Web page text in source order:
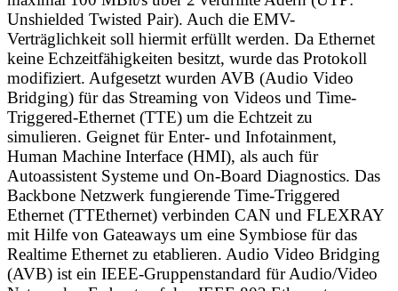
Unshielded Twisted Pair). Auch die EMV-
Verträglichkeit soll hiermit erfüllt werden. Da Ethernet
keine Echzeitfähigkeiten besitzt, wurde das Protokoll
modifiziert. Aufgesetzt wurden AVB (Audio Video
Bridging) für das Streaming von Videos und Time-
Triggered-Ethernet (TTE) um die Echtzeit zu
simulieren. Geignet für Enter- und Infotainment,
Human Machine Interface (HMI), als auch für
Autoassistent Systeme und On-Board Diagnostics. Das
Backbone Netzwerk fungierende Time-Triggered
Ethernet (TTEthernet) verbinden CAN und FLEXRAY
mit Hilfe von Gateaways um eine Symbiose für das
Realtime Ethernet zu etablieren. Audio Video Bridging
(AVB) ist ein IEEE-Gruppenstandard für Audio/Video